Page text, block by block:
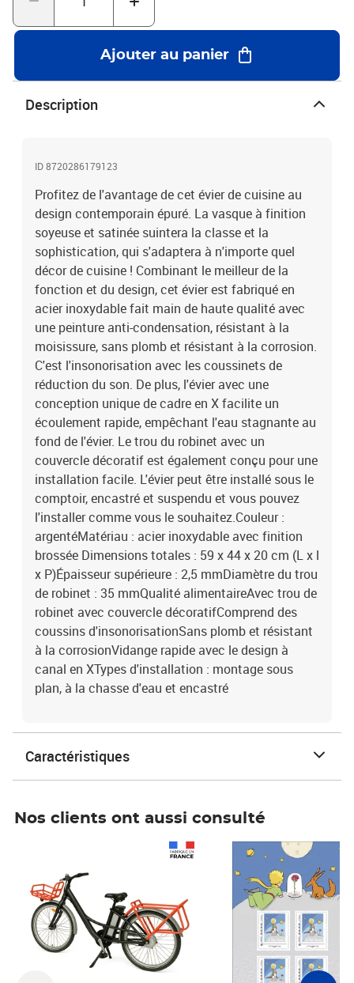
avec finition brossée Dimensions totales : 59 x 44 x 20 cm (L x l x
P)Épaisseur supérieure : 2,5 mmDiamètre du trou de robinet : 35
mmQualité alimentaireAvec trou de robinet avec couvercle
décoratifComprend des coussins d'insonorisationSans plomb et
résistant à la corrosionVidange rapide avec le design à canal en
XTypes d'installation : montage sous plan, à la chasse d'eau et
Ajouter au panier
Description
ID 8720286179123
Profitez de l'avantage de cet évier de cuisine au
design contemporain épuré. La vasque à finition
soyeuse et satinée suintera la classe et la
sophistication, qui s'adaptera à n'importe quel
décor de cuisine ! Combinant le meilleur de la
fonction et du design, cet évier est fabriqué en
acier inoxydable fait main de haute qualité avec
une peinture anti-condensation, résistant à la
moisissure, sans plomb et résistant à la corrosion.
C'est l'insonorisation avec les coussinets de
réduction du son. De plus, l'évier avec une
conception unique de cadre en X facilite un
écoulement rapide, empêchant l'eau stagnante au
fond de l'évier. Le trou du robinet avec un
couvercle décoratif est également conçu pour une
installation facile. L'évier peut être installé sous le
comptoir, encastré et suspendu et vous pouvez
l'installer comme vous le souhaitez.Couleur :
argentéMatériau : acier inoxydable avec finition
brossée Dimensions totales : 59 x 44 x 20 cm (L x l
x P)Épaisseur supérieure : 2,5 mmDiamètre du trou
de robinet : 35 mmQualité alimentaireAvec trou de
robinet avec couvercle décoratifComprend des
coussins d'insonorisationSans plomb et résistant
à la corrosionVidange rapide avec le design à
canal en XTypes d'installation : montage sous
plan, à la chasse d'eau et encastré
Caractéristiques
Nos clients ont aussi consulté
Prix 7,50€